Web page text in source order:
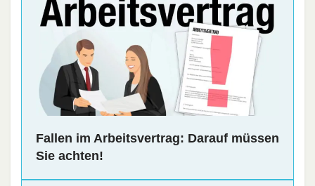
Fallen im Arbeitsvertrag: Darauf müssen
Sie achten!